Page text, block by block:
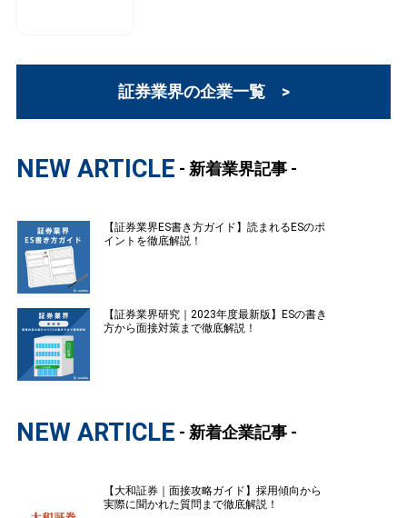
証券業界の企業一覧 >
NEW ARTICLE - 新着業界記事 -
【証券業界ES書き方ガイド】読まれるESのポ
イントを徹底解説！
【証券業界研究｜2023年度最新版】ESの書き
方から面接対策まで徹底解説！
NEW ARTICLE - 新着企業記事 -
【大和証券｜面接攻略ガイド】採用傾向から
実際に聞かれた質問まで徹底解説！